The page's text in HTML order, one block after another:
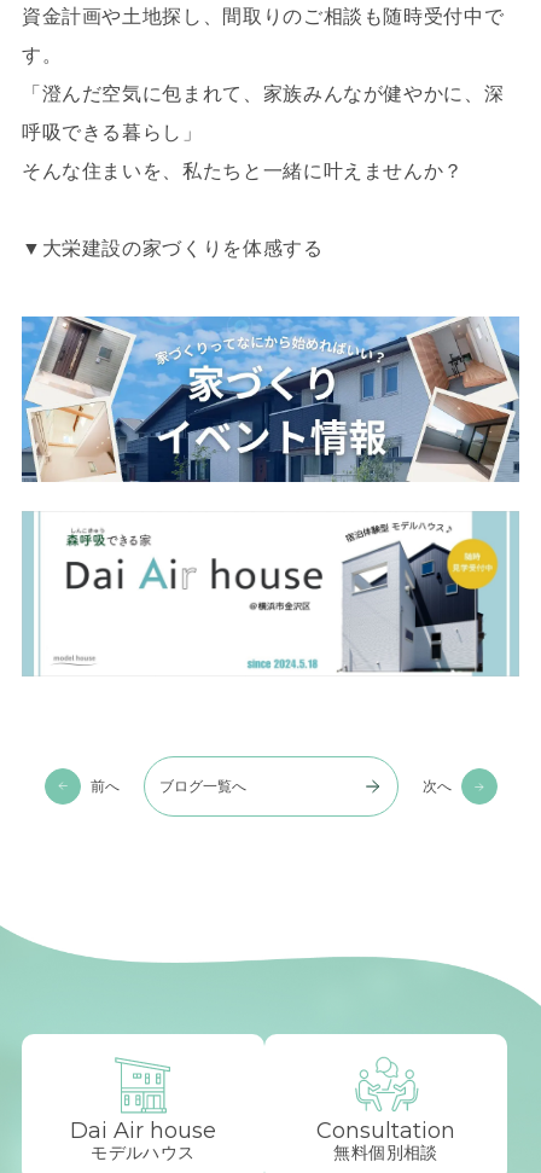
資金計画や土地探し、間取りのご相談も随時受付中で
す。
「澄んだ空気に包まれて、家族みんなが健やかに、深
呼吸できる暮らし」
そんな住まいを、私たちと一緒に叶えませんか？
▼大栄建設の家づくりを体感する
前へ ブログ一覧へ 次へ
Dai Air house
モデルハウス
Consultation
無料個別相談